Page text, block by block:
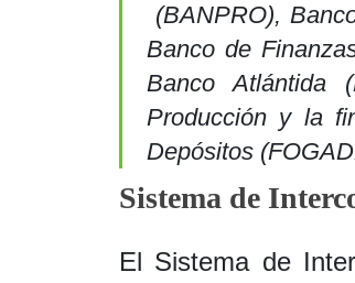
(BANPRO),
Banco de
Banco Atlántida
Producción y la
Depósitos
Sistema de
El Sistema de